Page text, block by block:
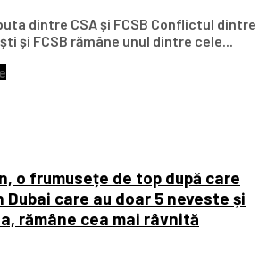
dintre CSA și FCSB Conflictul dintre
și FCSB rămâne unul dintre cele...
o frumusețe de top după care
care au doar 5 neveste și
rămâne cea mai râvnită